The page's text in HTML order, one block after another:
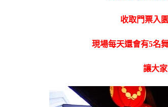
收取門票入
現場每天還會有5名
讓大